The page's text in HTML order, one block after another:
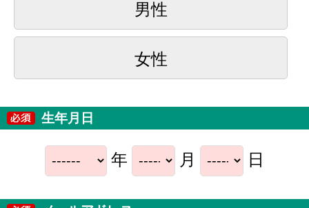
男性
女性
生年月日
年 月 日